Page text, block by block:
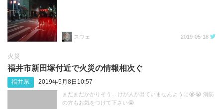
スウェ 2019-05-18
火災
福井市新田塚付近で火災の情報相次ぐ
福井県 2019年5月8日10:57
まだまだかかりそう... けが人が出ていませんように😭😭 消防
の方もお気をつけて下さい😭